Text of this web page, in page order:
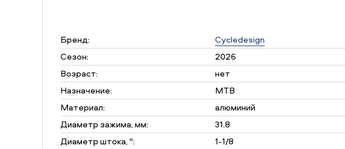
Бренд:
Cycledesign
Сезон:
2026
Возраст:
нет
Назначение:
MTB
Материал:
алюминий
Диаметр зажима, мм:
31.8
Диаметр штока, ":
1-1/8